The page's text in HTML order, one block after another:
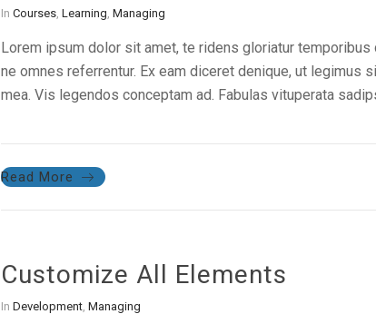
In Courses, Learning, Managing
Lorem ipsum dolor sit amet, te ridens gloriatur
ne omnes referrentur. Ex eam diceret denique, ut
mea. Vis legendos conceptam ad. Fabulas vituperata
Read More
Customize All Elements
In Development, Managing